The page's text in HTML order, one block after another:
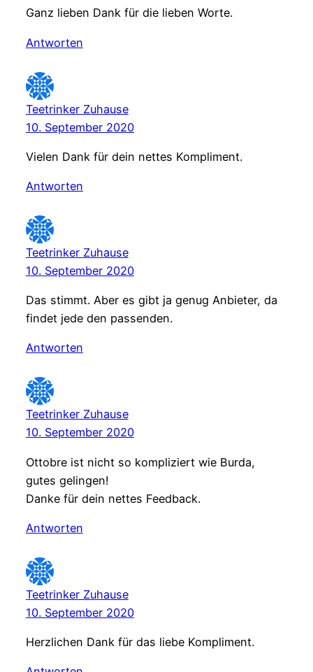
Ganz lieben Dank für die lieben Worte.
Antworten
Teetrinker Zuhause
10. September 2020
Vielen Dank für dein nettes Kompliment.
Antworten
Teetrinker Zuhause
10. September 2020
Das stimmt. Aber es gibt ja genug Anbieter, da
findet jede den passenden.
Antworten
Teetrinker Zuhause
10. September 2020
Ottobre ist nicht so kompliziert wie Burda,
gutes gelingen!
Danke für dein nettes Feedback.
Antworten
Teetrinker Zuhause
10. September 2020
Herzlichen Dank für das liebe Kompliment.